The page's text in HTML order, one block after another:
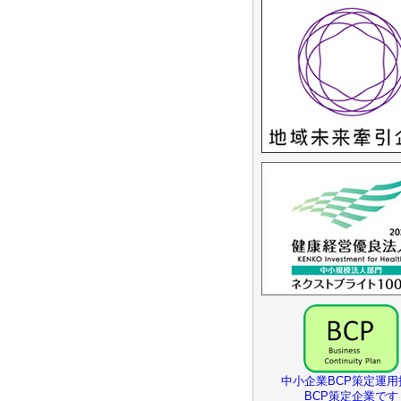
中小企業BCP策定運用
BCP策定企業です